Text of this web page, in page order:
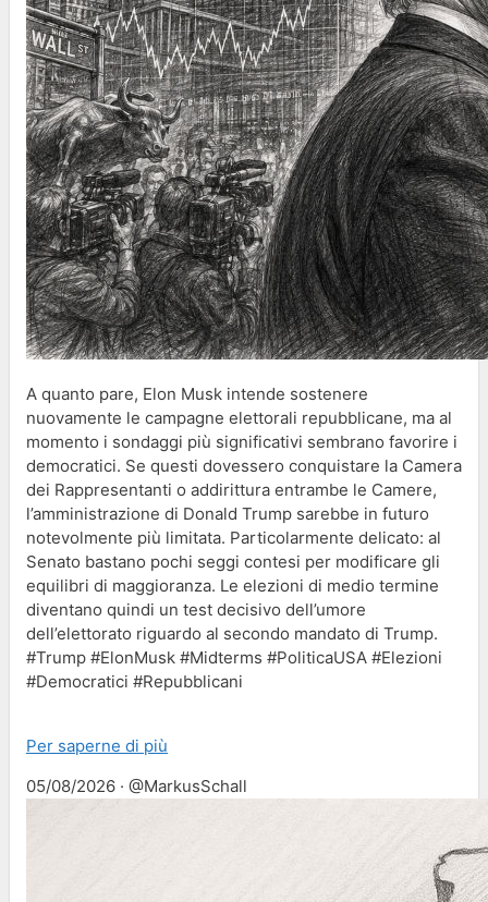
A quanto pare, Elon Musk intende sostenere
nuovamente le campagne elettorali repubblicane, ma al
momento i sondaggi più significativi sembrano favorire i
democratici. Se questi dovessero conquistare la Camera
dei Rappresentanti o addirittura entrambe le Camere,
l’amministrazione di Donald Trump sarebbe in futuro
notevolmente più limitata. Particolarmente delicato: al
Senato bastano pochi seggi contesi per modificare gli
equilibri di maggioranza. Le elezioni di medio termine
diventano quindi un test decisivo dell’umore
dell’elettorato riguardo al secondo mandato di Trump.
#Trump #ElonMusk #Midterms #PoliticaUSA #Elezioni
#Democratici #Repubblicani
Per saperne di più
05/08/2026 · @MarkusSchall